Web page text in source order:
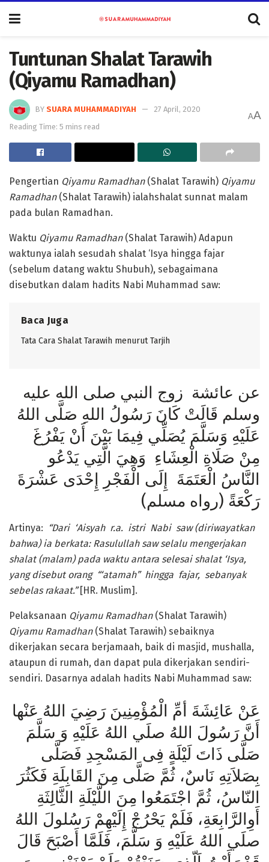
Tuntunan Shalat Tarawih
(Qiyamu Ramadhan)
BY SUARA MUHAMMADIYAH
27 April, 2020
Reading Time: 5 mins read
AA
Pengertian Qiyamu Ramadhan(Shalat Tarawih) Qiyamu
Ramadhan (Shalat Tarawih) ialahshalat sunnat malam
pada bulan Ramadhan.
Waktu Qiyamu Ramadhan(Shalat Tarawih) Adapun
waktunya ialah sesudah shalat ‘Isya hingga fajar
(sebelum datang waktu Shubuh), sebagaimana
disebutkan dalam hadits Nabi Muhammad saw:
Baca Juga
Tata Cara Shalat Tarawih menurut Tarjih
عن عائشة زوج النبي صلى الله عليه
وسلم قَالَتْ كَانَ رَسُولُ اللهِ صَلَّى اللهُ
عَلَيْهِ وَسَلَّمَ يُصَلِّي فِيمَا بَيْنَ أَنْ يَفْرُغَ
مِنْ صَلَاةِ الْعِشَاءِ وَهِيَ الَّتِي يَدْعُو
النَّاسُ الْعَتَمَةَ إِلَى الْفَجْرِ إِحْدَى عَشْرَةَ
رَكْعَةً (رواه مسلم)
Artinya: “Dari ‘Aisyah r.a. istri Nabi saw (diriwayatkan
bahwa) ia berkata: Rasulullah saw selalu mengerjakan
shalat (malam) pada waktu antara selesai shalat ‘Isya,
yang disebut orang “‘atamah” hingga fajar, sebanyak
sebelas rakaat.”[HR. Muslim].
Pelaksanaan Qiyamu Ramadhan(Shalat Tarawih)
Qiyamu Ramadhan(Shalat Tarawih) sebaiknya
dikerjakan secara berjamaah, baik di masjid, mushalla,
ataupun di rumah, dan dapat pula dikerjakan sendiri-
sendiri. Dasarnya adalah hadits Nabi Muhammad saw:
عَنْ عَائِشَةَ أمِّ الْمُؤْمِنِينَ رَضِيَ اللهُ عَنْها
أَنَّ رَسُولَ اللهُ صلَي اللهُ عَلَيْهِ وَ سَلَّمَ
صَلَّى ذَاتَ لَيْلَةٍ فِى المَسْجِدِ فَصَلَّى
بِصَلاَتِهِ نَاسٌ، ثُمَّ صَلَّى مِنَ القَابِلَةِ فَكَثُرَ
النّاسُ، ثُمَّ اجْتَمَعُوا مِنَ اللَّيْلَةِ الثَّالِثَةِ
أَوِالرَّابِعَةِ، فَلَمْ يَحْرُجْ إِلَيْهِمْ رَسُلولَ اللهُ
صلَي اللهُ عَلَيْهِ وَ سَلَّمَ، فَلَمَّا أَصْبَحَ قَالَ